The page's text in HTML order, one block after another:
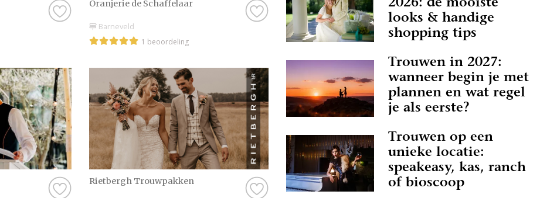
Oranjerie de Schaffelaar
Barneveld
1 beoordeling
Rietbergh Trouwpakken
2026: de mooiste
looks & handige
shopping tips
Trouwen in 2027:
wanneer begin je met
plannen en wat regel
je als eerste?
Trouwen op een
unieke locatie:
speakeasy, kas, ranch
of bioscoop